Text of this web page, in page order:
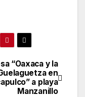
“Oaxaca y la
en
a playa
Manzanillo